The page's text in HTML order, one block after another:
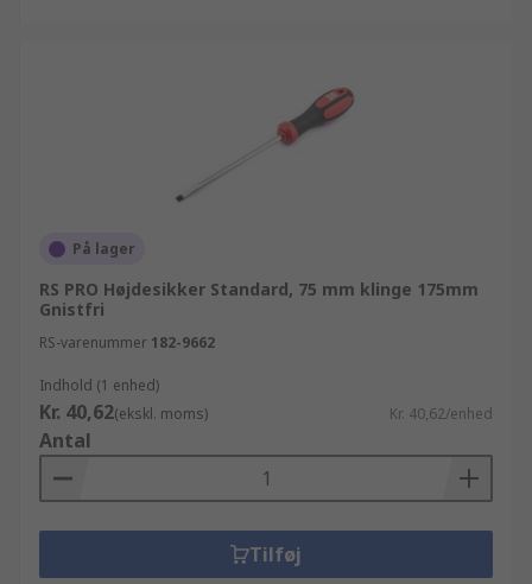
På lager
RS PRO Højdesikker Standard, 75 mm klinge 175mm
Gnistfri
RS-varenummer 182-9662
Indhold (1 enhed)
Kr. 40,62(ekskl. moms) Kr. 40,62/enhed
Antal
Tilføj